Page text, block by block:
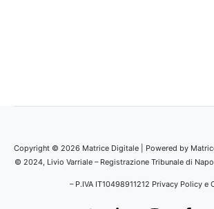
Copyright © 2026 Matrice Digitale | Powered by
© 2024, Livio Varriale – Registrazione Tribunale di
– P.IVA IT10498911212 Privacy Policy e